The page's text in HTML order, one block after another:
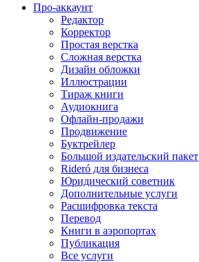
Про-аккаунт
Редактор
Корректор
Простая верстка
Сложная верстка
Дизайн обложки
Иллюстрации
Тираж книги
Аудиокнига
Офлайн-продажи
Продвижение
Буктрейлер
Большой издательский пакет
Rideró для бизнеса
Юридический советник
Дополнительные услуги
Расшифровка текста
Перевод
Книги в аэропортах
Публикация
Все услуги